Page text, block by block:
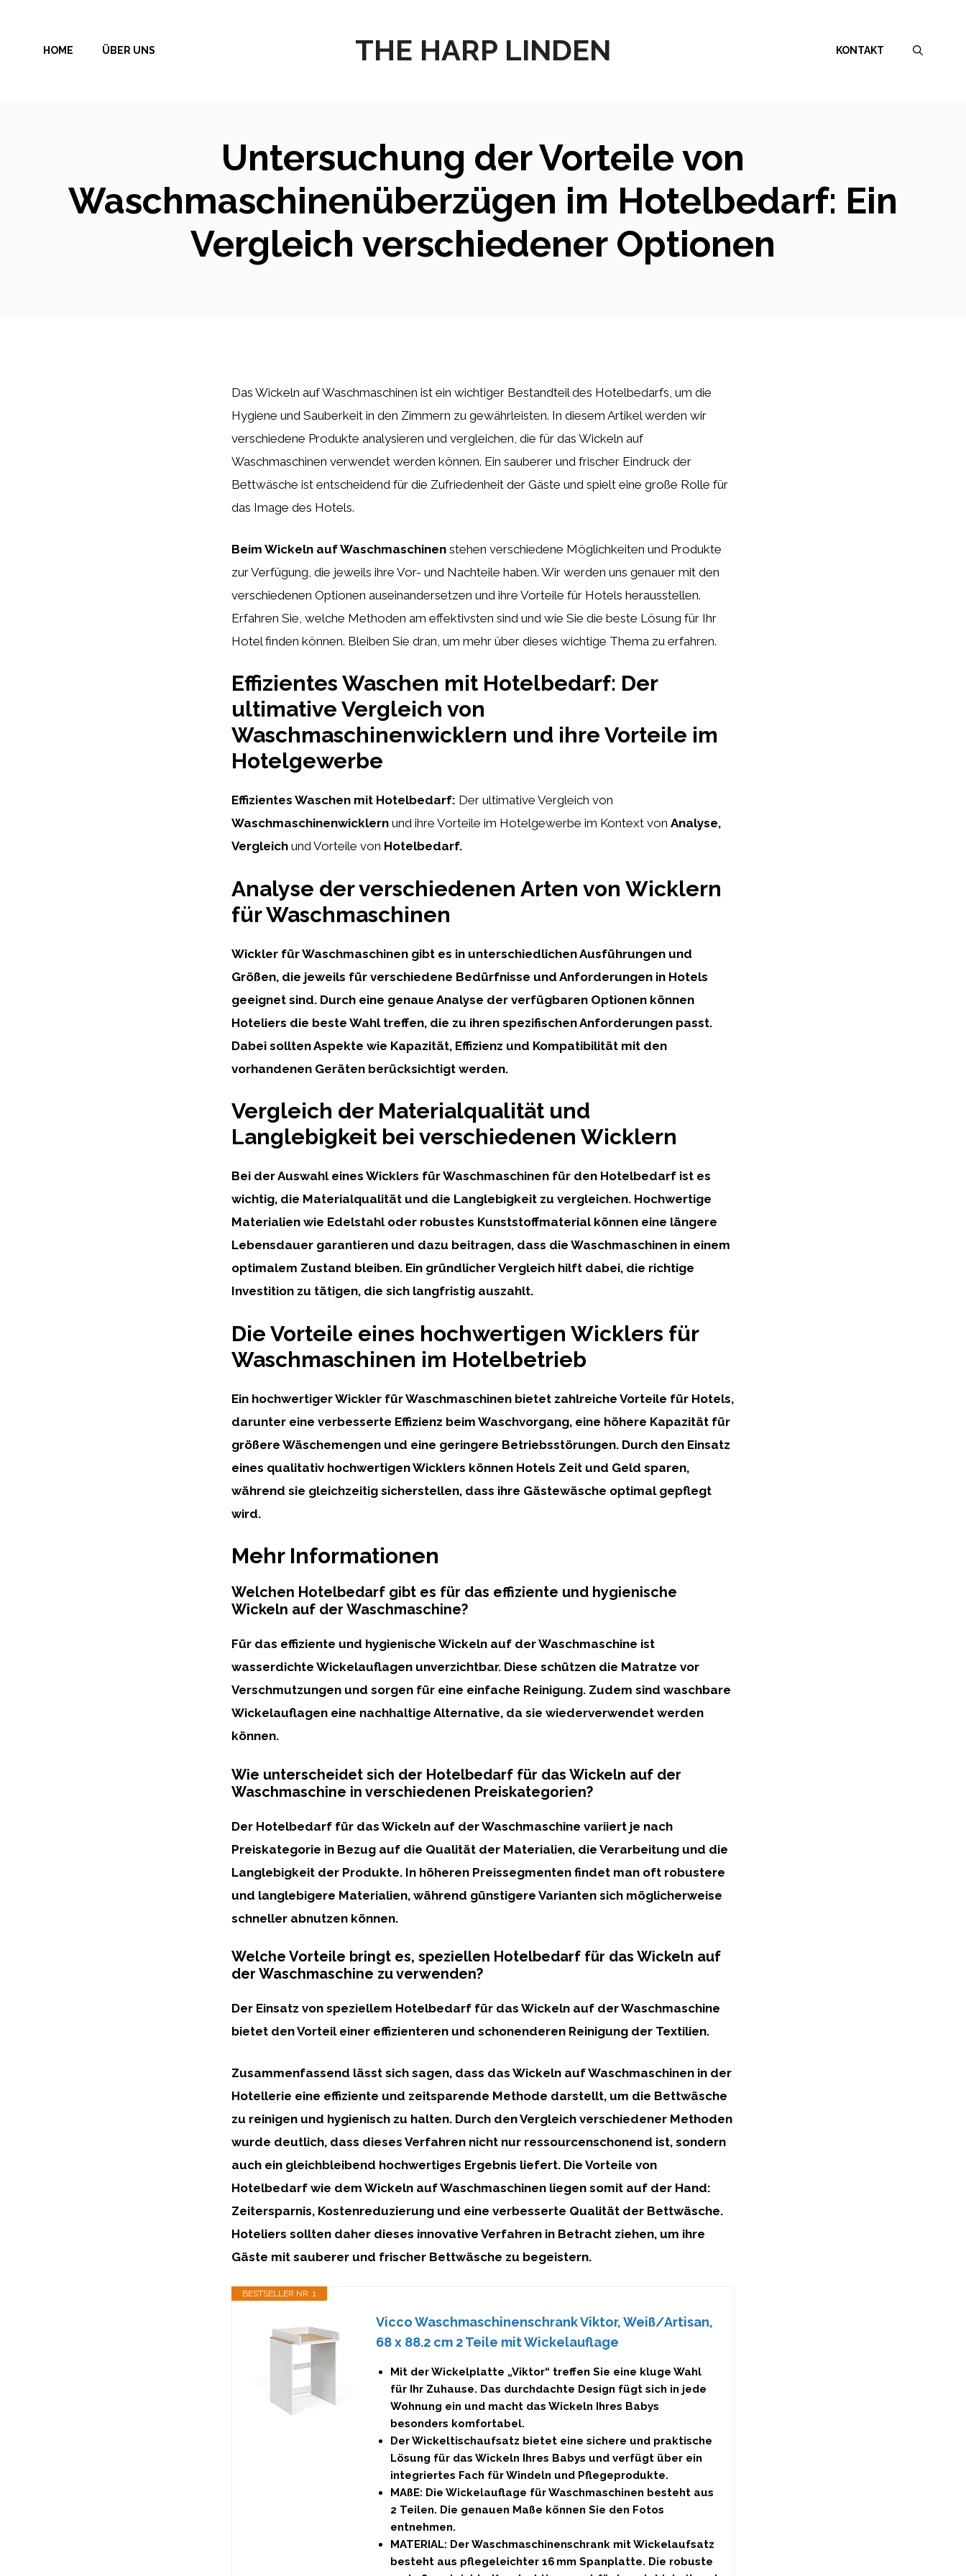
springen
THE HARP LINDEN
HOME ÜBER UNS KONTAKT
Untersuchung der Vorteile von
Waschmaschinenüberzügen im Hotelbedarf: Ein
Vergleich verschiedener Optionen
Das Wickeln auf Waschmaschinen ist ein wichtiger Bestandteil des Hotelbedarfs, um die
Hygiene und Sauberkeit in den Zimmern zu gewährleisten. In diesem Artikel werden wir
verschiedene Produkte analysieren und vergleichen, die für das Wickeln auf
Waschmaschinen verwendet werden können. Ein sauberer und frischer Eindruck der
Bettwäsche ist entscheidend für die Zufriedenheit der Gäste und spielt eine große Rolle für
das Image des Hotels.
Beim Wickeln auf Waschmaschinen stehen verschiedene Möglichkeiten und Produkte
zur Verfügung, die jeweils ihre Vor- und Nachteile haben. Wir werden uns genauer mit den
verschiedenen Optionen auseinandersetzen und ihre Vorteile für Hotels herausstellen.
Erfahren Sie, welche Methoden am effektivsten sind und wie Sie die beste Lösung für Ihr
Hotel finden können. Bleiben Sie dran, um mehr über dieses wichtige Thema zu erfahren.
Effizientes Waschen mit Hotelbedarf: Der
ultimative Vergleich von
Waschmaschinenwicklern und ihre Vorteile im
Hotelgewerbe
Effizientes Waschen mit Hotelbedarf: Der ultimative Vergleich von
Waschmaschinenwicklern und ihre Vorteile im Hotelgewerbe im Kontext von Analyse,
Vergleich und Vorteile von Hotelbedarf.
Analyse der verschiedenen Arten von Wicklern
für Waschmaschinen
Wickler für Waschmaschinen gibt es in unterschiedlichen Ausführungen und
Größen, die jeweils für verschiedene Bedürfnisse und Anforderungen in Hotels
geeignet sind. Durch eine genaue Analyse der verfügbaren Optionen können
Hoteliers die beste Wahl treffen, die zu ihren spezifischen Anforderungen passt.
Dabei sollten Aspekte wie Kapazität, Effizienz und Kompatibilität mit den
vorhandenen Geräten berücksichtigt werden.
Vergleich der Materialqualität und
Langlebigkeit bei verschiedenen Wicklern
Bei der Auswahl eines Wicklers für Waschmaschinen für den Hotelbedarf ist es
wichtig, die Materialqualität und die Langlebigkeit zu vergleichen. Hochwertige
Materialien wie Edelstahl oder robustes Kunststoffmaterial können eine längere
Lebensdauer garantieren und dazu beitragen, dass die Waschmaschinen in einem
optimalem Zustand bleiben. Ein gründlicher Vergleich hilft dabei, die richtige
Investition zu tätigen, die sich langfristig auszahlt.
Die Vorteile eines hochwertigen Wicklers für
Waschmaschinen im Hotelbetrieb
Ein hochwertiger Wickler für Waschmaschinen bietet zahlreiche Vorteile für Hotels,
darunter eine verbesserte Effizienz beim Waschvorgang, eine höhere Kapazität für
größere Wäschemengen und eine geringere Betriebsstörungen. Durch den Einsatz
eines qualitativ hochwertigen Wicklers können Hotels Zeit und Geld sparen,
während sie gleichzeitig sicherstellen, dass ihre Gästewäsche optimal gepflegt
wird.
Mehr Informationen
Welchen Hotelbedarf gibt es für das effiziente und hygienische
Wickeln auf der Waschmaschine?
Für das effiziente und hygienische Wickeln auf der Waschmaschine ist
wasserdichte Wickelauflagen unverzichtbar. Diese schützen die Matratze vor
Verschmutzungen und sorgen für eine einfache Reinigung. Zudem sind waschbare
Wickelauflagen eine nachhaltige Alternative, da sie wiederverwendet werden
können.
Wie unterscheidet sich der Hotelbedarf für das Wickeln auf der
Waschmaschine in verschiedenen Preiskategorien?
Der Hotelbedarf für das Wickeln auf der Waschmaschine variiert je nach
Preiskategorie in Bezug auf die Qualität der Materialien, die Verarbeitung und die
Langlebigkeit der Produkte. In höheren Preissegmenten findet man oft robustere
und langlebigere Materialien, während günstigere Varianten sich möglicherweise
schneller abnutzen können.
Welche Vorteile bringt es, speziellen Hotelbedarf für das Wickeln auf
der Waschmaschine zu verwenden?
Der Einsatz von speziellem Hotelbedarf für das Wickeln auf der Waschmaschine
bietet den Vorteil einer effizienteren und schonenderen Reinigung der Textilien.
Zusammenfassend lässt sich sagen, dass das Wickeln auf Waschmaschinen in der
Hotellerie eine effiziente und zeitsparende Methode darstellt, um die Bettwäsche
zu reinigen und hygienisch zu halten. Durch den Vergleich verschiedener Methoden
wurde deutlich, dass dieses Verfahren nicht nur ressourcenschonend ist, sondern
auch ein gleichbleibend hochwertiges Ergebnis liefert. Die Vorteile von
Hotelbedarf wie dem Wickeln auf Waschmaschinen liegen somit auf der Hand:
Zeitersparnis, Kostenreduzierung und eine verbesserte Qualität der Bettwäsche.
Hoteliers sollten daher dieses innovative Verfahren in Betracht ziehen, um ihre
Gäste mit sauberer und frischer Bettwäsche zu begeistern.
BESTSELLER NR. 1
Vicco Waschmaschinenschrank Viktor, Weiß/Artisan,
68 x 88.2 cm 2 Teile mit Wickelauflage
Mit der Wickelplatte „Viktor“ treffen Sie eine kluge Wahl
für Ihr Zuhause. Das durchdachte Design fügt sich in jede
Wohnung ein und macht das Wickeln Ihres Babys
besonders komfortabel.
Der Wickeltischaufsatz bietet eine sichere und praktische
Lösung für das Wickeln Ihres Babys und verfügt über ein
integriertes Fach für Windeln und Pflegeprodukte.
MAßE: Die Wickelauflage für Waschmaschinen besteht aus
2 Teilen. Die genauen Maße können Sie den Fotos
entnehmen.
MATERIAL: Der Waschmaschinenschrank mit Wickelaufsatz
besteht aus pflegeleichter 16 mm Spanplatte. Die robuste